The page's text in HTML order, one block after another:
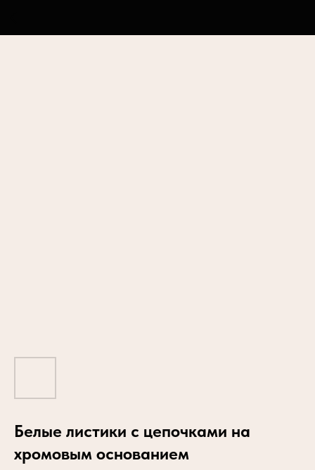
Белые листики с цепочками на
хромовым основанием